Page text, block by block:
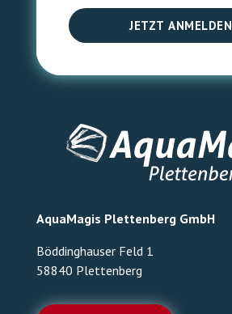
JETZT ANMELDEN
AquaMagis Plettenberg GmbH
Böddinghauser Feld 1
58840 Plettenberg